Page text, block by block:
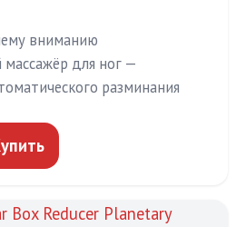
вниманию
для ног —
разминания